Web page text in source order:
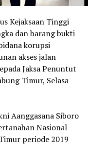
Kejaksaan Tinggi
dan barang bukti
korupsi
akses jalan
Jaksa Penuntut
Timur, Selasa
Aanggasana Siboro
Nasional
periode 2019